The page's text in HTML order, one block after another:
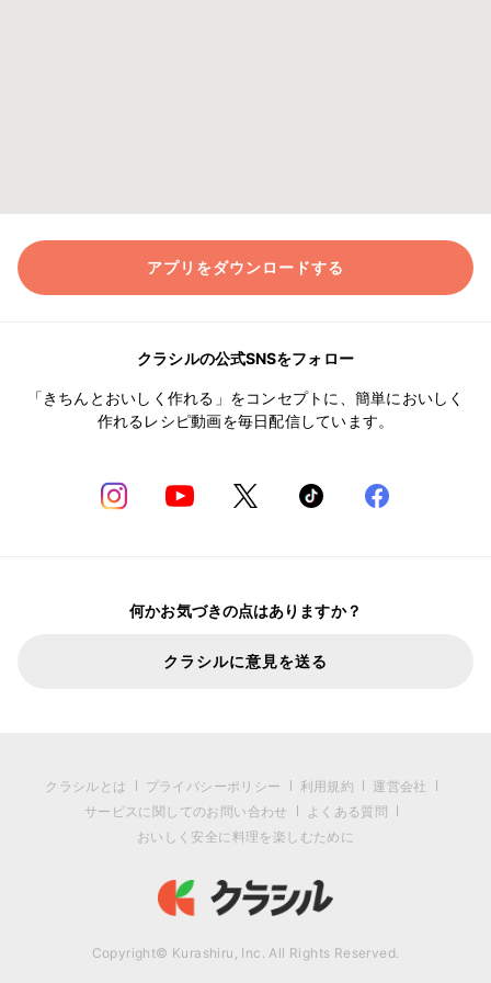
アプリをダウンロードする
クラシルの公式SNSをフォロー
「きちんとおいしく作れる」をコンセプトに、簡単においしく
作れるレシピ動画を毎日配信しています。
何かお気づきの点はありますか？
クラシルに意見を送る
クラシルとは プライバシーポリシー 利用規約
運営会社
サービスに関してのお問い合わせ
よくある質問
おいしく安全に料理を楽しむために
Copyright© Kurashiru, Inc. All Rights Reserved.